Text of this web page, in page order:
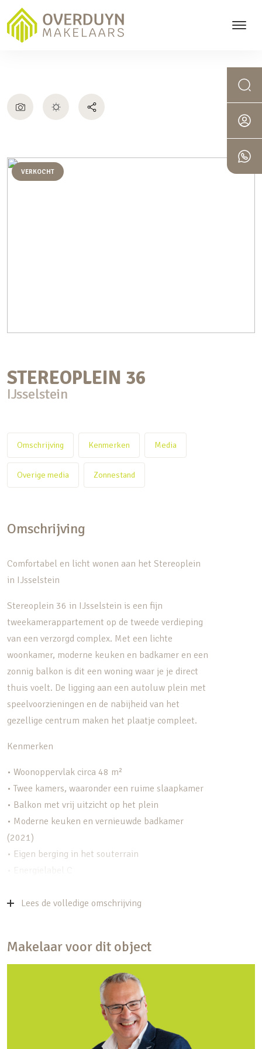
VERKOCHT
STEREOPLEIN 36
IJsselstein
Omschrijving Kenmerken Media
Overige media Zonnestand
Omschrijving
Comfortabel en licht wonen aan het Stereoplein
in IJsselstein
Stereoplein 36 in IJsselstein is een fijn
tweekamerappartement op de tweede verdieping
van een verzorgd complex. Met een lichte
woonkamer, moderne keuken en badkamer en een
zonnig balkon is dit een woning waar je je direct
thuis voelt. De ligging aan een autoluw plein met
speelvoorzieningen en de nabijheid van het
gezellige centrum maken het plaatje compleet.
Kenmerken
• Woonoppervlak circa 48 m²
• Twee kamers, waaronder een ruime slaapkamer
• Balkon met vrij uitzicht op het plein
• Moderne keuken en vernieuwde badkamer
(2021)
• Eigen berging in het souterrain
• Energielabel C
stookkosten
De woonkamer is heerlijk licht door de grote
ramen en biedt ruimte voor zowel een zit- als
eethoek. De keuken is in 2021 volledig vernieuwd
en voorzien van moderne inbouwapparatuur,
strak afgewerkt in neutrale tinten. Het geheel
voelt fris en eigentijds, met een prettige basis die
Lees de volledige omschrijving
Makelaar voor dit object